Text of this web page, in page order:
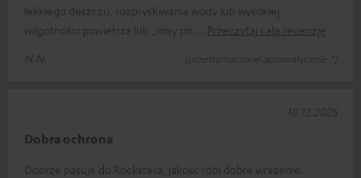
lekkiego deszczu, rozpryskiwania wody lub wysokiej
wilgotności powietrza lub „rosy po
Przeczytaj całą recenzję
N.N.
(przetłumaczone automatycznie *)
Dobra ochrona
Dobrze pasuje do Rockstera, jakość robi dobre wrażenie.
10.12.2025